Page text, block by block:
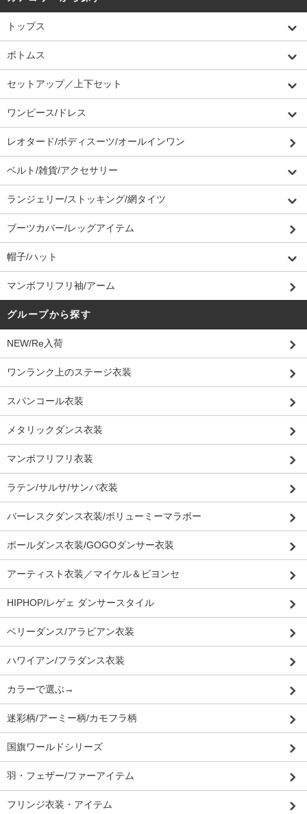
トップス
ボトムス
セットアップ／上下セット
ワンピース/ドレス
レオタード/ボディスーツ/オールインワン
ベルト/雑貨/アクセサリー
ランジェリー/ストッキング/網タイツ
ブーツカバー/レッグアイテム
帽子/ハット
マンボフリフリ袖/アーム
グループから探す
NEW/Re入荷
ワンランク上のステージ衣装
スパンコール衣装
メタリックダンス衣装
マンボフリフリ衣装
ラテン/サルサ/サンバ衣装
バーレスクダンス衣装/ボリューミーマラボー
ポールダンス衣装/GOGOダンサー衣装
アーティスト衣装／マイケル＆ビヨンセ
HIPHOP/レゲェ ダンサースタイル
ベリーダンス/アラビアン衣装
ハワイアン/フラダンス衣装
カラーで選ぶ→
迷彩柄/アーミー柄/カモフラ柄
国旗ワールドシリーズ
羽・フェザー/ファーアイテム
フリンジ衣装・アイテム